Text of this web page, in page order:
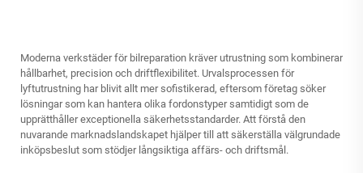
Moderna verkstäder för bilreparation kräver utrustning som kombinerar
hållbarhet, precision och driftflexibilitet. Urvalsprocessen för
lyftutrustning har blivit allt mer sofistikerad, eftersom företag söker
lösningar som kan hantera olika fordonstyper samtidigt som de
upprätthåller exceptionella säkerhetsstandarder. Att förstå den
nuvarande marknadslandskapet hjälper till att säkerställa välgrundade
inköpsbeslut som stödjer långsiktiga affärs- och driftsmål.